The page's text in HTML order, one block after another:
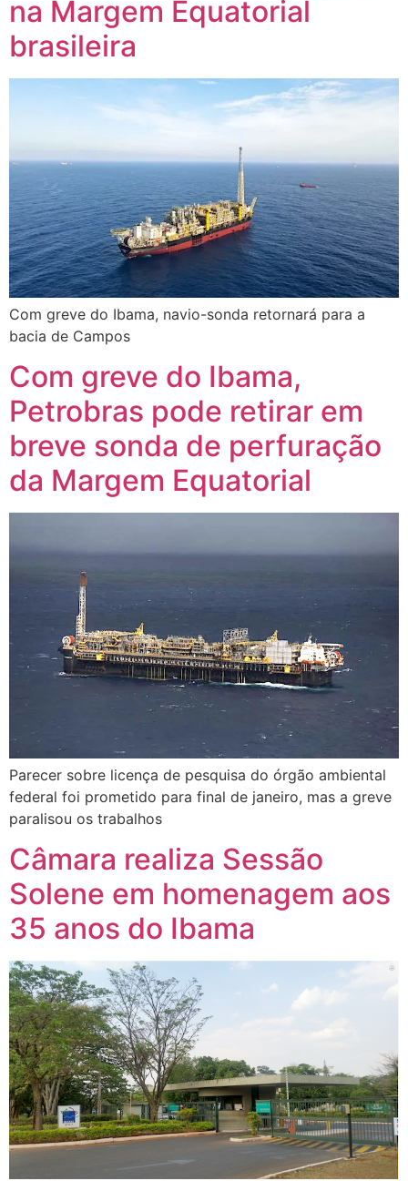
na Margem Equatorial
brasileira
Com greve do Ibama, navio-sonda retornará para a
bacia de Campos
Com greve do Ibama,
Petrobras pode retirar em
breve sonda de perfuração
da Margem Equatorial
Parecer sobre licença de pesquisa do órgão ambiental
federal foi prometido para final de janeiro, mas a greve
paralisou os trabalhos
Câmara realiza Sessão
Solene em homenagem aos
35 anos do Ibama